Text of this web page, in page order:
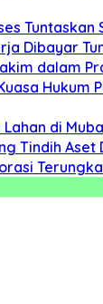
Tuntaskan
Dibayar
dalam
Hukum
di
Tindih Aset